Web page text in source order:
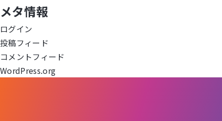
ー
シ
ョ
ン
メタ情報
ログイン
投稿フィード
コメントフィード
WordPress.org